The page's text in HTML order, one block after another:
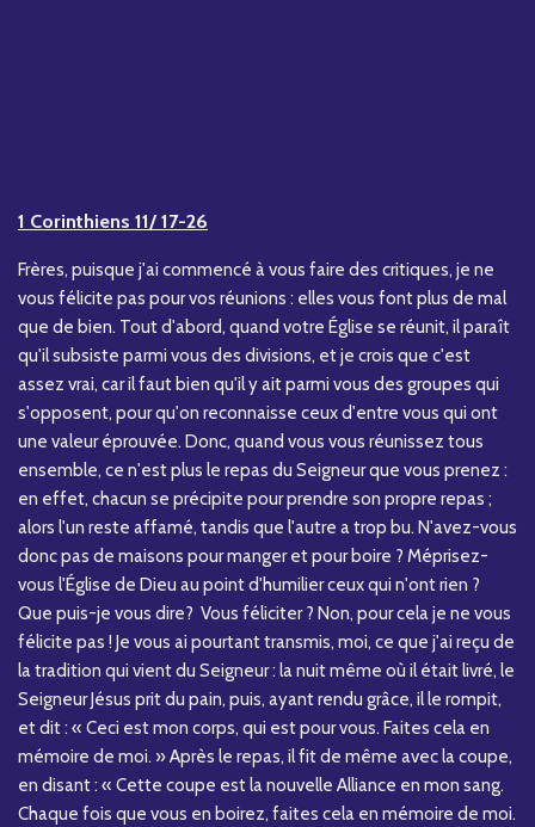
1 Corinthiens 11/ 17-26
Frères, puisque j'ai commencé à vous faire des critiques, je ne
vous félicite pas pour vos réunions : elles vous font plus de mal
que de bien. Tout d'abord, quand votre Église se réunit, il paraît
qu'il subsiste parmi vous des divisions, et je crois que c'est
assez vrai, car il faut bien qu'il y ait parmi vous des groupes qui
s'opposent, pour qu'on reconnaisse ceux d'entre vous qui ont
une valeur éprouvée. Donc, quand vous vous réunissez tous
ensemble, ce n'est plus le repas du Seigneur que vous prenez :
en effet, chacun se précipite pour prendre son propre repas ;
alors l'un reste affamé, tandis que l'autre a trop bu. N'avez-vous
donc pas de maisons pour manger et pour boire ? Méprisez-
vous l'Église de Dieu au point d'humilier ceux qui n'ont rien ?
Que puis-je vous dire? Vous féliciter ? Non, pour cela je ne vous
félicite pas ! Je vous ai pourtant transmis, moi, ce que j'ai reçu de
la tradition qui vient du Seigneur : la nuit même où il était livré, le
Seigneur Jésus prit du pain, puis, ayant rendu grâce, il le rompit,
et dit : « Ceci est mon corps, qui est pour vous. Faites cela en
mémoire de moi. » Après le repas, il fit de même avec la coupe,
en disant : « Cette coupe est la nouvelle Alliance en mon sang.
Chaque fois que vous en boirez, faites cela en mémoire de moi.